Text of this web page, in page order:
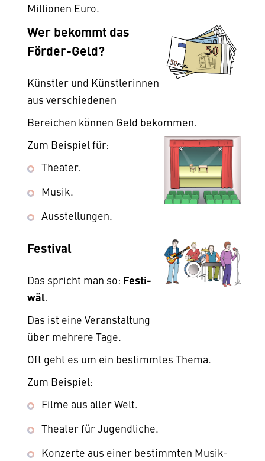
Millionen Euro.
Wer bekommt das
Förder-Geld?
Künstler und Künstlerinnen
aus verschiedenen
Bereichen können Geld bekommen.
Zum Beispiel für:
Theater.
Musik.
Ausstel­lungen.
Festival
Das spricht man so: Festi-
wäl.
Das ist eine Veranstaltung
über mehrere Tage.
Oft geht es um ein bestimmtes Thema.
Zum Beispiel:
Filme aus aller Welt.
Theater für Jugendliche.
Konzerte aus einer bestimmten Musik-